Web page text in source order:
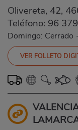
Olivereta, 42,
Teléfono: 96
Domingo: Cerrado
VER FOLLETO